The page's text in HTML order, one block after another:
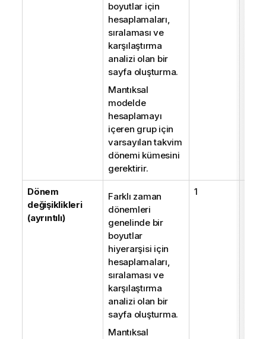
boyutlar için
hesaplamaları,
sıralaması ve
karşılaştırma
analizi olan bir
sayfa oluşturma.
Mantıksal
modelde
hesaplamayı
içeren grup için
varsayılan takvim
dönemi kümesini
gerektirir.
Dönem
değişiklikleri
(ayrıntılı)
Farklı zaman
dönemleri
genelinde bir
boyutlar
hiyerarşisi için
hesaplamaları,
sıralaması ve
karşılaştırma
analizi olan bir
sayfa oluşturma.
Mantıksal
1